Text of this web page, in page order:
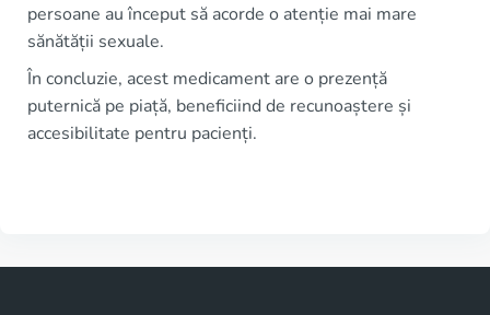
persoane au început să acorde o atenție mai mare
sănătății sexuale.
În concluzie, acest medicament are o prezență
puternică pe piață, beneficiind de recunoaștere și
accesibilitate pentru pacienți.